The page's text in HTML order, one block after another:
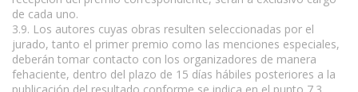
de cada uno.
3.9. Los autores cuyas obras resulten seleccionadas por el
jurado, tanto el primer premio como las menciones especiales,
deberán tomar contacto con los organizadores de manera
fehaciente, dentro del plazo de 15 días hábiles posteriores a la
publicación del resultado conforme se indica en el punto 7.3.